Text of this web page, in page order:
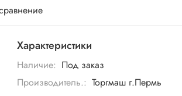
Характеристики
Наличие: Под заказ
Производитель.: Торгмаш г.Пермь